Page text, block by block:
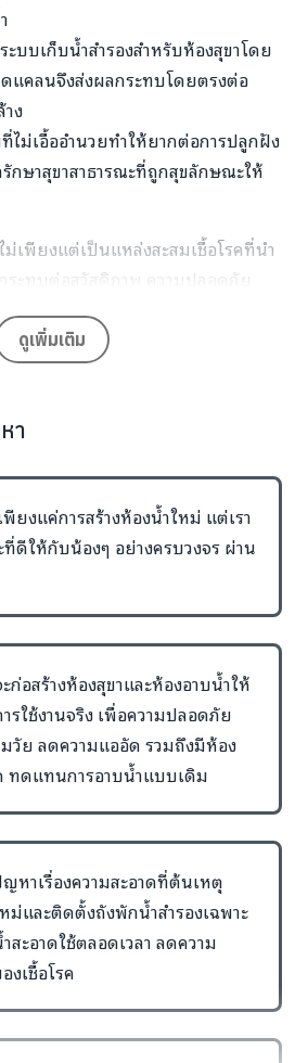
ะบบเก็บน้ำสำรองสำหรับห้องสุขาโดย
ดแคลนจึงส่งผลกระทบโดยตรงต่อ
ง
ไม่เอื้ออำนวยทำให้ยากต่อการปลูกฝัง
กษาสุขาสาธารณะที่ถูกสุขลักษณะให้
เพียงแต่เป็นแหล่งสะสมเชื้อโรคที่นำ
ะทบต่อสวัสดิภาพ ความปลอดภัย
ด้รับ
ดูเพิ่มเติม
า
ยงแค่การสร้างห้องน้ำใหม่ แต่เรา
ที่ดีให้กับน้องๆ อย่างครบวงจร ผ่าน
ก่อสร้างห้องสุขาและห้องอาบน้ำให้
ใช้งานจริง เพื่อความปลอดภัย
วัย ลดความแออัด รวมถึงมีห้อง
ทดแทนการอาบน้ำแบบเดิม
หาเรื่องความสะอาดที่ต้นเหตุ
ม่และติดตั้งถังพักน้ำสำรองเฉพาะ
ะอาดใช้ตลอดเวลา ลดความ
งเชื้อโรค